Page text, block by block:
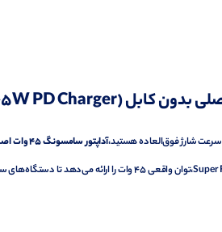
و سرعت شارژ فوق‌العاده هستید،آداپتور سامسونگ ۴۵ وات اصلی بدون کابل